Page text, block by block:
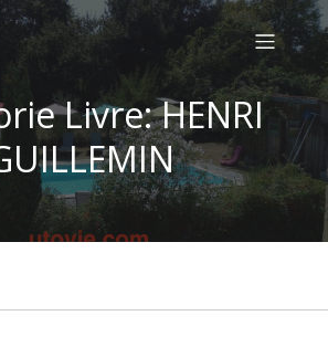
Livre: HENRI